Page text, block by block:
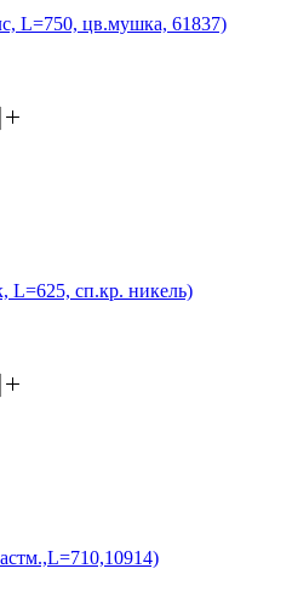
L=750, цв.мушка, 61837)
L=625, сп.кр. никель)